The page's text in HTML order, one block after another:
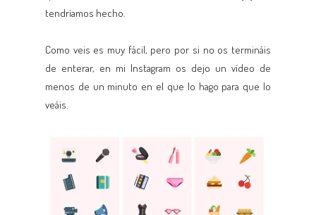
tendríamos hecho.
Como veis es muy fácil, pero por si no os termináis
de enterar, en mi Instagram os dejo un vídeo de
menos de un minuto en el que lo hago para que lo
veáis.